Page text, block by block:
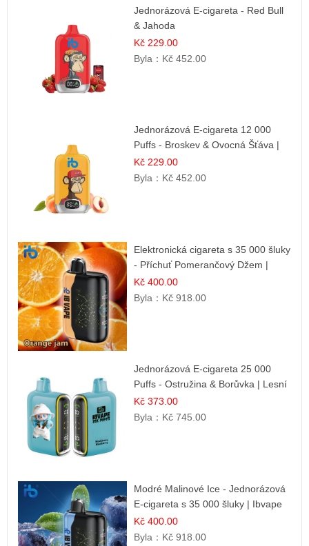
Jednorázová E-cigareta - Red Bull
& Jahoda
Kč 229.00
Byla： Kč 452.00
Jednorázová E-cigareta 12 000
Puffs - Broskev & Ovocná Šťáva |
Osvěžující ovocná směs
Kč 229.00
Byla： Kč 452.00
Elektronická cigareta s 35 000 šluky
- Příchuť Pomerančový Džem |
Dlouhotrvající zážitek
Kč 400.00
Byla： Kč 918.00
Jednorázová E-cigareta 25 000
Puffs - Ostružina & Borůvka | Lesní
ovocná směs
Kč 373.00
Byla： Kč 745.00
Modré Malinové Ice - Jednorázová
E-cigareta s 35 000 šluky | Ibvape
Kč 400.00
Byla： Kč 918.00